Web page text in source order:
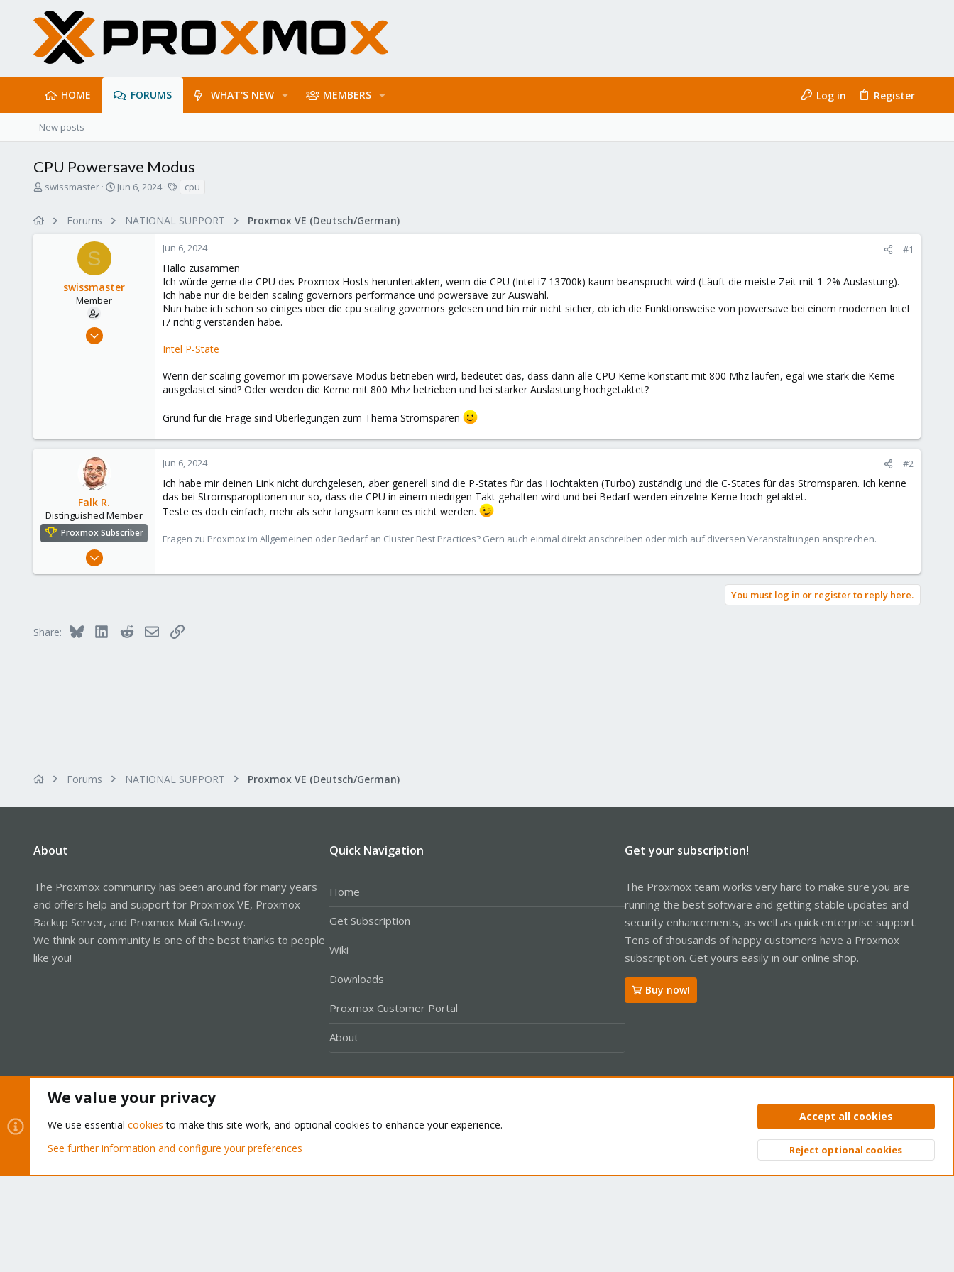
HOME FORUMS WHAT'S NEW MEMBERS Log in Register
New posts
CPU Powersave Modus
T
a
swissmaster
S
t
e
Jun 6, 2024
s
cpu
Forums NATIONAL SUPPORT Proxmox VE (Deutsch/German)
S
swissmaster
Member
Aug 2, 2021
Jun 6, 2024 #1
Hallo zusammen
Ich würde gerne die CPU des Proxmox Hosts heruntertakten, wenn die CPU (Intel i7 13700k) kaum beansprucht wird (Läuft die meiste Zeit mit 1-2% Auslastung).
Ich habe nur die beiden scaling governors performance und powersave zur Auswahl.
Nun habe ich schon so einiges über die cpu scaling governors gelesen und bin mir nicht sicher, ob ich die Funktionsweise von powersave bei einem modernen Intel
i7 richtig verstanden habe.
Intel P-State
Wenn der scaling governor im powersave Modus betrieben wird, bedeutet das, dass dann alle CPU Kerne konstant mit 800 Mhz laufen, egal wie stark die Kerne
ausgelastet sind? Oder werden die Kerne mit 800 Mhz betrieben und bei starker Auslastung hochgetaktet?
Grund für die Frage sind Überlegungen zum Thema Stromsparen
Falk R.
Distinguished Member
Proxmox Subscriber
Aug 2, 2021
47
Alfhausen, Germany
Jun 6, 2024 #2
Ich habe mir deinen Link nicht durchgelesen, aber generell sind die P-States für das Hochtakten (Turbo) zuständig und die C-States für das Stromsparen. Ich kenne
das bei Stromsparoptionen nur so, dass die CPU in einem niedrigen Takt gehalten wird und bei Bedarf werden einzelne Kerne hoch getaktet.
Teste es doch einfach, mehr als sehr langsam kann es nicht werden.
Fragen zu Proxmox im Allgemeinen oder Bedarf an Cluster Best Practices? Gern auch einmal direkt anschreiben oder mich auf diversen Veranstaltungen ansprechen.
You must log in or register to reply here.
Share: Bluesky LinkedInRedditEmailLink
Forums NATIONAL SUPPORT Proxmox VE (Deutsch/German)
About
The Proxmox community has been around for many years
and offers help and support for Proxmox VE, Proxmox
Backup Server, and Proxmox Mail Gateway.
We think our community is one of the best thanks to people
like you!
Quick Navigation
Home
Get Subscription
Wiki
Downloads
Proxmox Customer Portal
About
Get your subscription!
The Proxmox team works very hard to make sure you are
running the best software and getting stable updates and
security enhancements, as well as quick enterprise support.
Tens of thousands of happy customers have a Proxmox
subscription. Get yours easily in our online shop.
Buy now!
Privacy policy Help Home
Community platform by XenForo® © 2010-2026 XenForo Ltd. Top
We value your privacy
We use essential cookies to make this site work, and optional cookies to enhance your experience.
See further information and configure your preferences
Accept all cookies
Reject optional cookies